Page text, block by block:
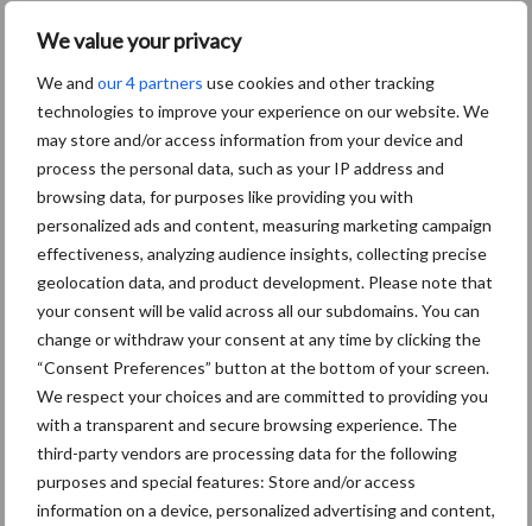
We value your privacy
We and our 4 partners use cookies and other tracking
technologies to improve your experience on our website. We
may store and/or access information from your device and
process the personal data, such as your IP address and
browsing data, for purposes like providing you with
personalized ads and content, measuring marketing campaign
effectiveness, analyzing audience insights, collecting precise
geolocation data, and product development. Please note that
your consent will be valid across all our subdomains. You can
change or withdraw your consent at any time by clicking the
“Consent Preferences” button at the bottom of your screen.
We respect your choices and are committed to providing you
with a transparent and secure browsing experience. The
third-party vendors are processing data for the following
purposes and special features: Store and/or access
information on a device, personalized advertising and content,
Primaire
Sidebar
Recent nieuws Partner nieuws
6 aug
"Hoge verwachtingen van schijven
voor kouters"
5 aug
Albourgh Tyres breidt uit naar
nieuwe marktsegmenten
5 aug
Caterpillar breidt gamma
elektrische bulldozers uit
Toon meer